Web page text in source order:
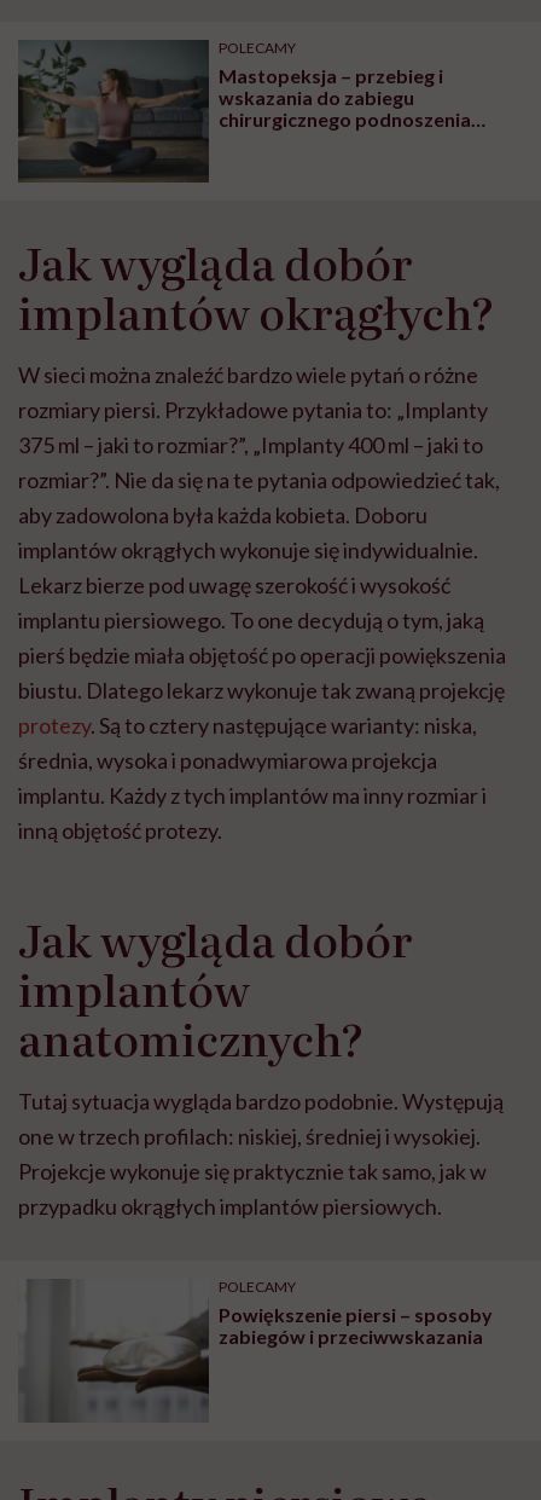
POLECAMY
Mastopeksja – przebieg i
wskazania do zabiegu
chirurgicznego podnoszenia
Jak wygląda dobór
implantów okrągłych?
W sieci można znaleźć bardzo wiele pytań o różne
rozmiary piersi. Przykładowe pytania to: „Implanty
375 ml – jaki to rozmiar?”, „Implanty 400 ml – jaki to
rozmiar?”. Nie da się na te pytania odpowiedzieć tak,
aby zadowolona była każda kobieta. Doboru
implantów okrągłych wykonuje się indywidualnie.
Lekarz bierze pod uwagę szerokość i wysokość
implantu piersiowego. To one decydują o tym, jaką
pierś będzie miała objętość po operacji powiększenia
biustu. Dlatego lekarz wykonuje tak zwaną projekcję
protezy. Są to cztery następujące warianty: niska,
średnia, wysoka i ponadwymiarowa projekcja
implantu. Każdy z tych implantów ma inny rozmiar i
inną objętość protezy.
Jak wygląda dobór
implantów
anatomicznych?
Tutaj sytuacja wygląda bardzo podobnie. Występują
one w trzech profilach: niskiej, średniej i wysokiej.
Projekcje wykonuje się praktycznie tak samo, jak w
przypadku okrągłych implantów piersiowych.
POLECAMY
Powiększenie piersi – sposoby
zabiegów i przeciwwskazania